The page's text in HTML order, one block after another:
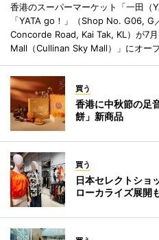
香港のスーパーマーケット「一田（
「YATA go！」（Shop No. G06,
Concorde Road, Kai Tak, KL）が7
Mall（Cullinan Sky Mall）」にオープ
買う
香港に中秋節の足
餅」新商品
買う
日本セレクトショ
ローカライズ展開